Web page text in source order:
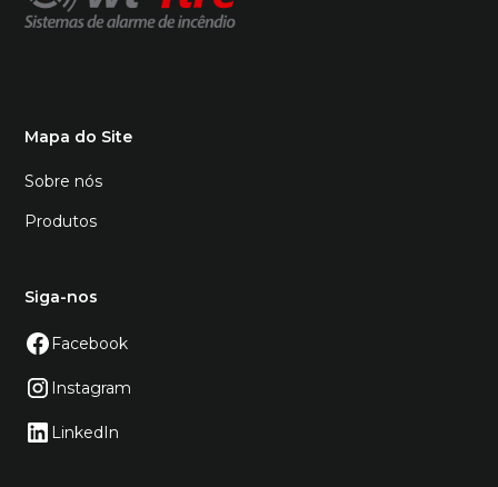
Mapa do Site
Sobre nós
Produtos
Siga-nos
Facebook
Instagram
LinkedIn